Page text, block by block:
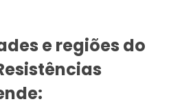
e regiões do